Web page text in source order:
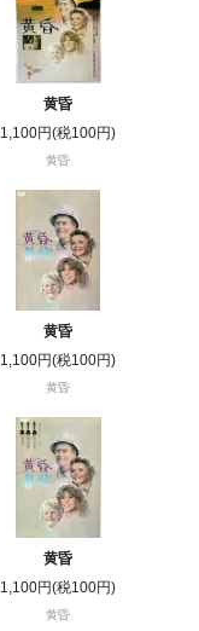
黄昏
1,100円(税100円)
黄昏
黄昏
1,100円(税100円)
黄昏
黄昏
1,100円(税100円)
黄昏